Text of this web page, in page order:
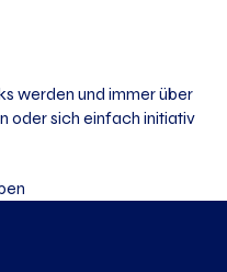
werden und immer über
oder sich einfach initiativ